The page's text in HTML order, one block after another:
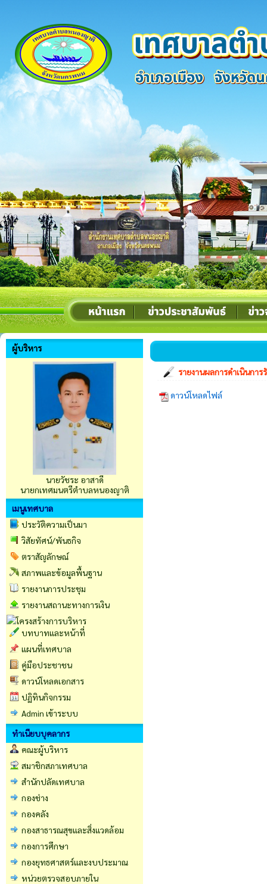
ผู้บริหาร
นายวัชระ อาสาดี
นายกเทศมนตรีตำบลหนองญาติ
เมนูเทศบาล
ประวัติความเป็นมา
วิสัยทัศน์/พันธกิจ
ตราสัญลักษณ์
สภาพและข้อมูลพื้นฐาน
รายงานการประชุม
รายงานสถานะทางการเงิน
บทบาทและหน้าที่
แผนที่เทศบาล
คู่มือประชาชน
ดาวน์โหลดเอกสาร
ปฏิทินกิจกรรม
Admin เข้าระบบ
ทำเนียบบุคลากร
คณะผู้บริหาร
สมาชิกสภาเทศบาล
สำนักปลัดเทศบาล
กองช่าง
กองคลัง
กองสาธารณสุขและสิ่งแวดล้อม
กองการศึกษา
กองยุทธศาสตร์และงบประมาณ
หน่วยตรวจสอบภายใน
รายงานผลการดำเนินกา
ดาวน์โหลดไฟล์